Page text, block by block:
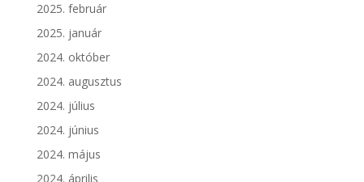
2025. február
2025. január
2024. október
2024. augusztus
2024. július
2024. június
2024. május
2024. április